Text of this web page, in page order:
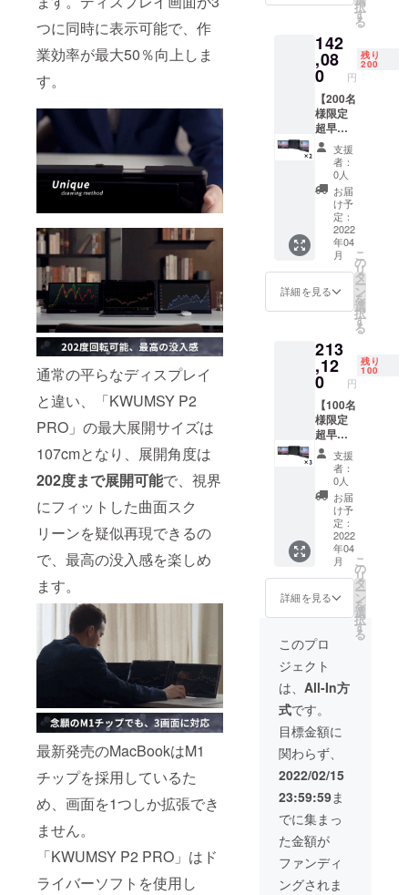
つに同時に表示可能で、作
業効率が最大50％向上しま
す。
通常の平らなディスプレイ
と違い、「KWUMSY P2
PRO」の最大展開サイズは
107cmとなり、展開角度は
202度まで展開可能で、視界
にフィットした曲面スク
リーンを疑似再現できるの
で、最高の没入感を楽しめ
ます。
最新発売のMacBookはM1
チップを採用しているた
め、画面を1つしか拡張でき
ません。
「KWUMSY P2 PRO」はド
ライバーソフトを使用し
込） ※
料（日
本国内
限定）
内容
物： ・
「KWU
MSY P2
PRO」
×1 ・
Type-C
to Type-
Cケーブ
ル×2 ・
2USB
to Type-
Cケーブ
ル×1 ・
取扱説
明書×1
択
す
る
142
,08
0 円
残り
200
【200名
様限定
超早割
36％OF
F】ディ
スプレ
イ
「KWU
MSY P2
PRO」
×2セッ
ト 定
価:222,
000円
（税
込） ※
料（日
本国内
限定）
内容
物： ・
「KWU
MSY P2
PRO」
×2 ・
Type-C
to Type-
Cケーブ
ル×4 ・
2USB
to Type-
Cケーブ
ル×2 ・
取扱説
明書×2
支援
者：
0人
お届
け予
定：
2022
年04
月
詳細を見る
こ
の
リ
タ
ー
ン
を
選
択
す
る
213
,12
0 円
残り
100
【100名
様限定
超早割
36％OF
F】ディ
スプレ
イ
「KWU
MSY P2
PRO」
×3セッ
ト 定
価:333,
000円
（税
込） ※
送料無
料（日
本国内
限定）
内容
物： ・
「KWU
MSY P2
PRO」
×3 ・
Type-C
to Type-
Cケーブ
ル×6 ・
2USB
to Type-
Cケーブ
ル×3 ・
支援
者：
0人
お届
け予
定：
2022
年04
月
詳細を見る
こ
の
リ
タ
ー
ン
を
選
択
す
る
このプロ
ジェクト
は、 All-In方
式です。
目標金額に
関わらず、
2022/02/15
23:59:59ま
でに集まっ
た金額が
ファンディ
ングされま